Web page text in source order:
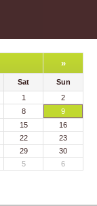
»
Sat
Sun
1
2
8
9
15
16
22
23
29
30
5 6